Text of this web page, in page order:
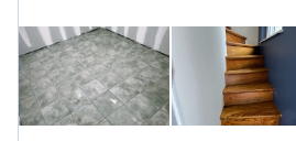
logement. Disponible pour vos
n'hésitez pas à me contacter.